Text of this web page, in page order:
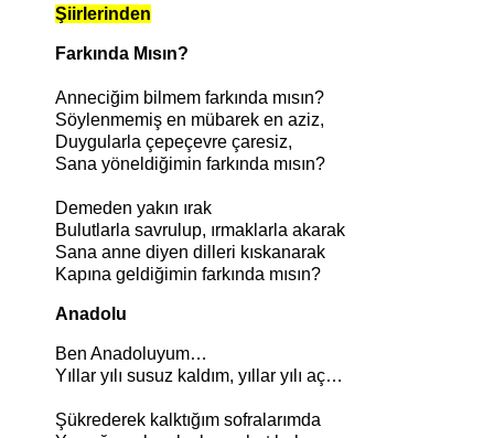
Şiirlerinden
Farkında Mısın?
Anneciğim bilmem farkında mısın?
Söylenmemiş en mübarek en aziz,
Duygularla çepeçevre çaresiz,
Sana yöneldiğimin farkında mısın?
Demeden yakın ırak
Bulutlarla savrulup, ırmaklarla akarak
Sana anne diyen dilleri kıskanarak
Kapına geldiğimin farkında mısın?
Anadolu
Ben Anadoluyum…
Yıllar yılı susuz kaldım, yıllar yılı aç…
Şükrederek kalktığım sofralarımda